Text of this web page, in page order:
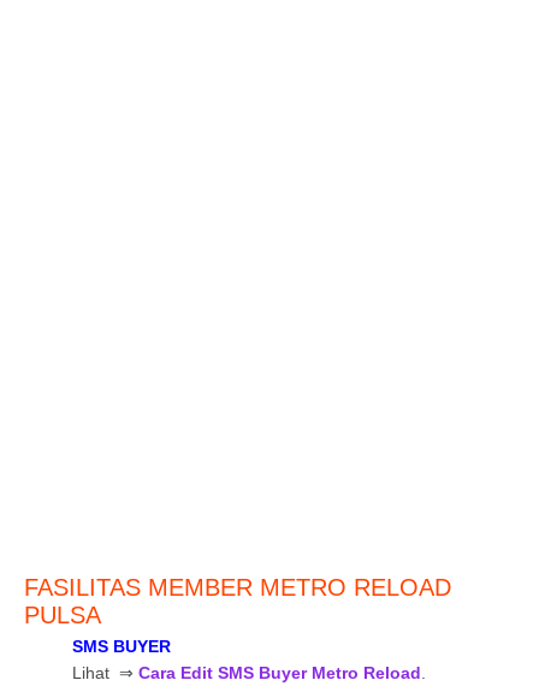
FASILITAS MEMBER METRO RELOAD
PULSA
SMS BUYER
Lihat ⇒ Cara Edit SMS Buyer Metro Reload